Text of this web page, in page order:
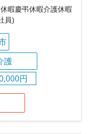
暇慶弔休暇介護休暇
員)
護
円